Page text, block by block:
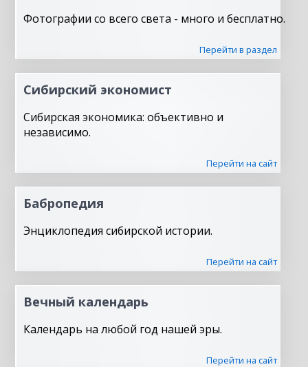
Фотографии со всего света - много и бесплатно.
Перейти в раздел
Сибирский экономист
Сибирская экономика: объективно и
независимо.
Перейти на сайт
Бабропедия
Энциклопедия сибирской истории.
Перейти на сайт
Вечный календарь
Календарь на любой год нашей эры.
Перейти на сайт